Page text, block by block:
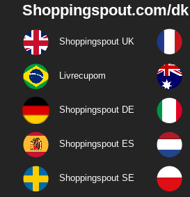
Shoppingspout.com/dk
Shoppingspout UK
Livrecupom
Shoppingspout DE
Shoppingspout ES
Shoppingspout SE